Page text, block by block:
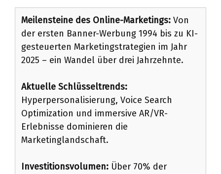
Meilensteine des Online-Marketings: Von
der ersten Banner-Werbung 1994 bis zu KI-
gesteuerten Marketingstrategien im Jahr
2025 – ein Wandel über drei Jahrzehnte.
Aktuelle Schlüsseltrends:
Hyperpersonalisierung, Voice Search
Optimization und immersive AR/VR-
Erlebnisse dominieren die
Marketinglandschaft.
Investitionsvolumen: Über 70% der